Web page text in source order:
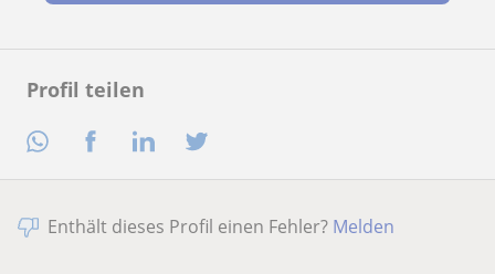
Profil teilen
Enthält dieses Profil einen Fehler? Melden